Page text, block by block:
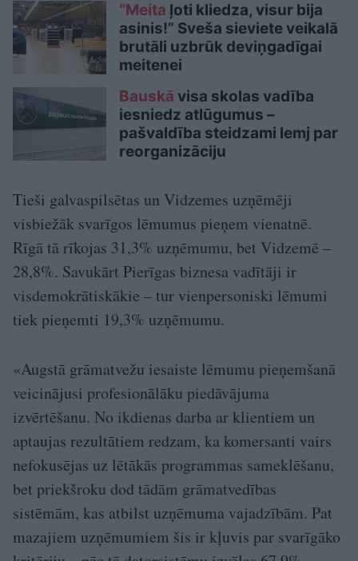
“Meita ļoti kliedza, visur bija
asinis!” Sveša sieviete veikalā
brutāli uzbrūk deviņgadīgai
meitenei
Bauskā visa skolas vadība
iesniedz atlūgumus –
pašvaldība steidzami lemj par
reorganizāciju
Tieši galvaspilsētas un Vidzemes uzņēmēji
visbiežāk svarīgos lēmumus pieņem vienatnē.
Rīgā tā rīkojas 31,3% uzņēmumu, bet Vidzemē –
28,8%. Savukārt Pierīgas biznesa vadītāji ir
visdemokrātiskākie – tur vienpersoniski lēmumi
tiek pieņemti 19,3% uzņēmumu.
«Augstā grāmatvežu iesaiste lēmumu pieņemšanā
veicinājusi profesionālāku piedāvājuma
izvērtēšanu. No ikdienas darba ar klientiem un
aptaujas rezultātiem redzam, ka komersanti vairs
nefokusējas uz lētākās programmas sameklēšanu,
bet priekšroku dod tādām grāmatvedības
sistēmām, kas atbilst uzņēmuma vajadzībām. Pat
mazajiem uzņēmumiem šis ir kļuvis par svarīgāko